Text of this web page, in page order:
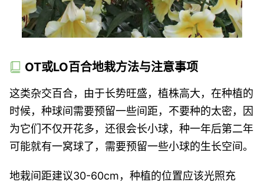
OT或LO百合地栽方法与注意事项
这类杂交百合，由于长势旺盛，植株高大，在种植的
时候，种球间需要预留一些间距，不要种的太密，因
为它们不仅开花多，还很会长小球，种一年后第二年
可能就有一窝球了，需要预留一些小球的生长空间。
地栽间距建议30-60cm，种植的位置应该光照充